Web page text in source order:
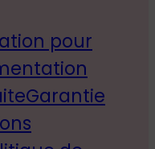
pour
Garantie